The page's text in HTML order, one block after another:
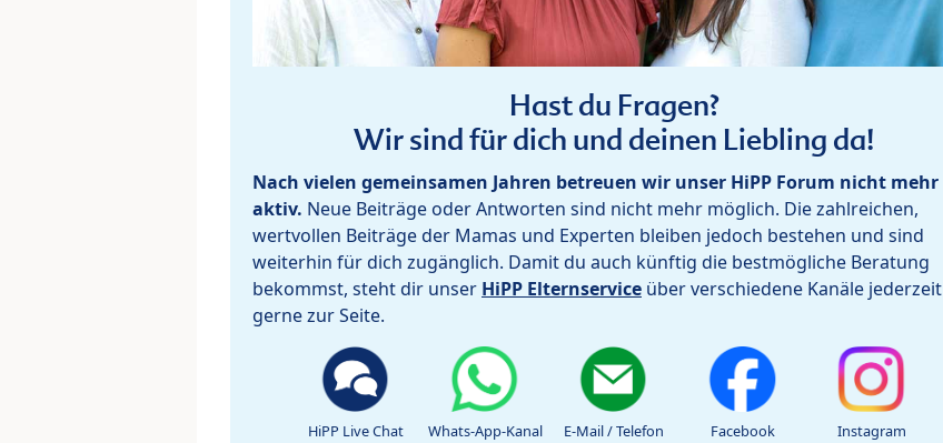
Hast du Fragen?
Wir sind für dich und deinen Liebling da!
Nach vielen gemeinsamen Jahren betreuen wir unser HiPP Forum nicht mehr
aktiv. Neue Beiträge oder Antworten sind nicht mehr möglich. Die zahlreichen,
wertvollen Beiträge der Mamas und Experten bleiben jedoch bestehen und sind
weiterhin für dich zugänglich. Damit du auch künftig die bestmögliche Beratung
bekommst, steht dir unser HiPP Elternservice über verschiedene Kanäle jederzeit
gerne zur Seite.
HiPP Live Chat Whats-App-Kanal E-Mail / Telefon Facebook Instagram